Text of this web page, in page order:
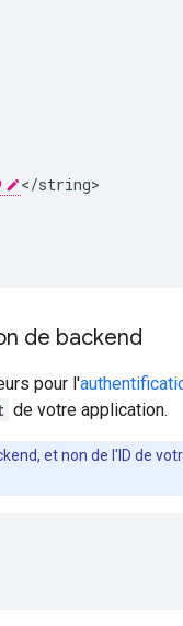
</string>
de backend
pour l'
de votre application.
et non de l'ID de